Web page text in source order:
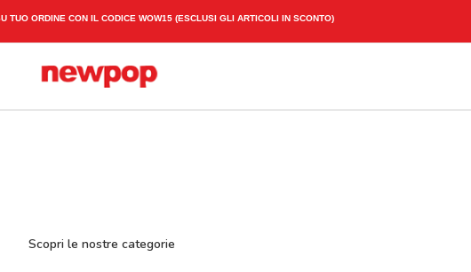
SPEDIZIONE ESPRESSA 1-3 GIORNI LAVORATIVI
Scopri le nostre categorie